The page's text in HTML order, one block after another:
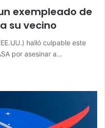
exempleado de
su vecino
halló culpable este
por asesinar a…